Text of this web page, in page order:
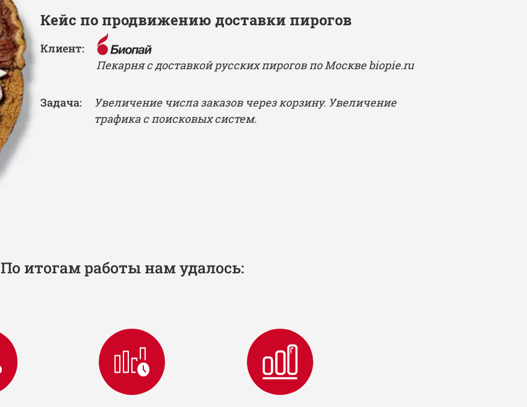
Кейс по продвижению доставки пирогов
Клиент:
Пекарня с доставкой русских пирогов по Москве biopie.ru
Задача:
Увеличение числа заказов через корзину. Увеличение
трафика с поисковых систем.
По итогам работы нам удалось: